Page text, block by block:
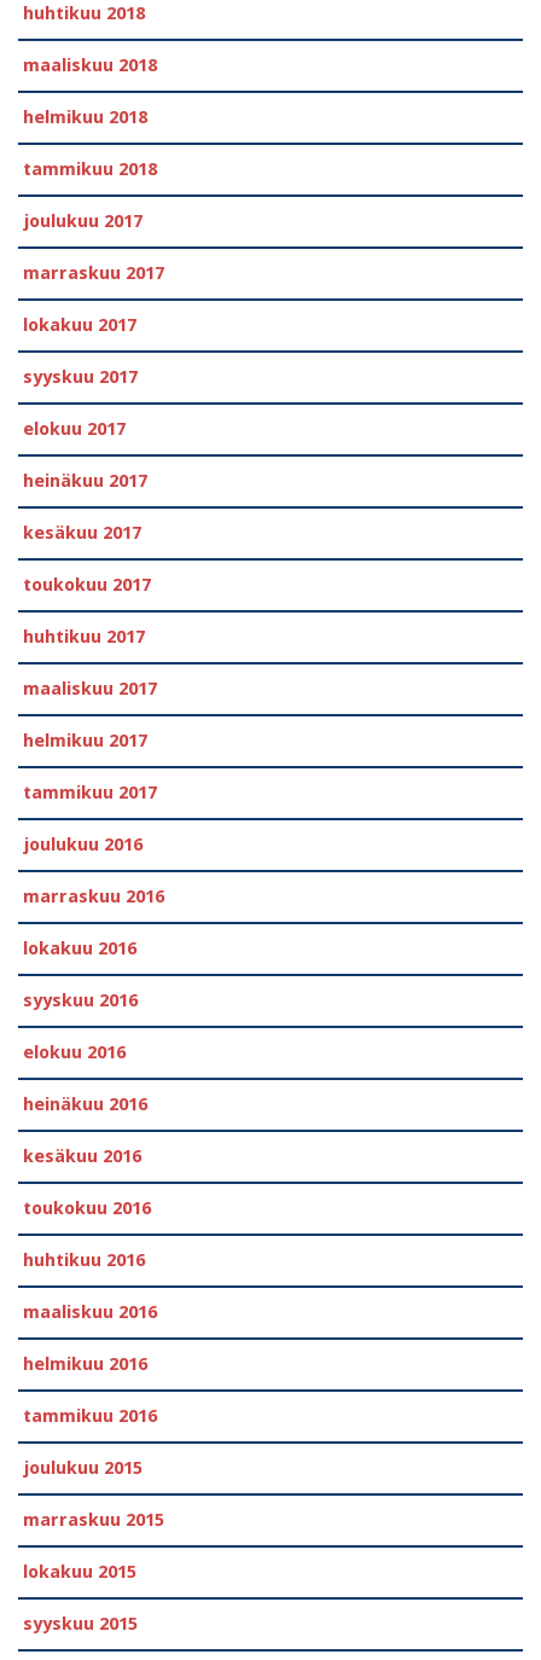
huhtikuu 2018
maaliskuu 2018
helmikuu 2018
tammikuu 2018
joulukuu 2017
marraskuu 2017
lokakuu 2017
syyskuu 2017
elokuu 2017
heinäkuu 2017
kesäkuu 2017
toukokuu 2017
huhtikuu 2017
maaliskuu 2017
helmikuu 2017
tammikuu 2017
joulukuu 2016
marraskuu 2016
lokakuu 2016
syyskuu 2016
elokuu 2016
heinäkuu 2016
kesäkuu 2016
toukokuu 2016
huhtikuu 2016
maaliskuu 2016
helmikuu 2016
tammikuu 2016
joulukuu 2015
marraskuu 2015
lokakuu 2015
syyskuu 2015